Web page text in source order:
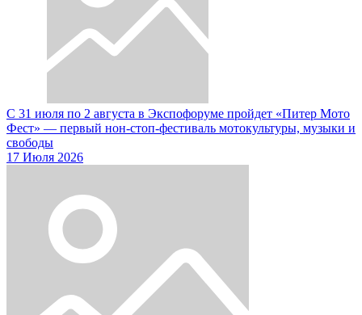
С 31 июля по 2 августа в Экспофоруме пройдет «Питер Мото
Фест» — первый нон-стоп-фестиваль мотокультуры, музыки и
свободы
17 Июля 2026